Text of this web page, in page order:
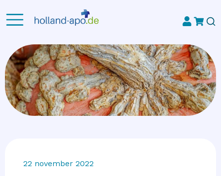
22 november 2022